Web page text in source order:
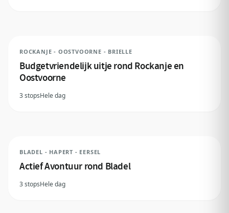
ROCKANJE - OOSTVOORNE - BRIELLE
Budgetvriendelijk uitje rond Rockanje en
Oostvoorne
3 stopsHele dag
BLADEL - HAPERT - EERSEL
Actief Avontuur rond Bladel
3 stopsHele dag